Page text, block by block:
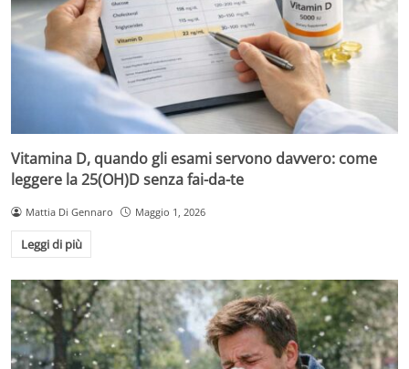
Vitamina D, quando gli esami servono davvero: come
leggere la 25(OH)D senza fai-da-te
Mattia Di Gennaro Maggio 1, 2026
Leggi di più